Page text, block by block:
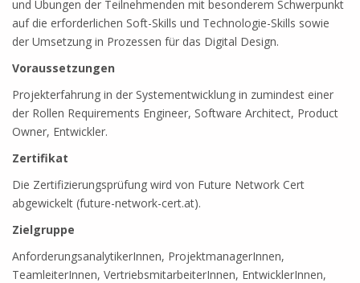
und Übungen der Teilnehmenden mit besonderem Schwerpunkt
auf die erforderlichen Soft-Skills und Technologie-Skills sowie
der Umsetzung in Prozessen für das Digital Design.
Voraussetzungen
Projekterfahrung in der Systementwicklung in zumindest einer
der Rollen Requirements Engineer, Software Architect, Product
Owner, Entwickler.
Zertifikat
Die Zertifizierungsprüfung wird von Future Network Cert
abgewickelt (future-network-cert.at).
Zielgruppe
AnforderungsanalytikerInnen, ProjektmanagerInnen,
TeamleiterInnen, VertriebsmitarbeiterInnen, EntwicklerInnen,